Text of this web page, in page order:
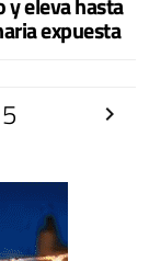
expuesta
5